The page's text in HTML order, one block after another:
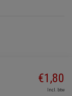
€1,80
Incl. btw